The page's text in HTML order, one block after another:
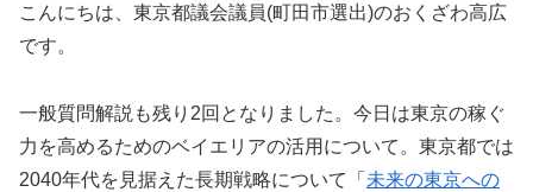
こんにちは、東京都議会議員(町田市選出)のおくざわ高広
です。
一般質問解説も残り2回となりました。今日は東京の稼ぐ
力を高めるためのベイエリアの活用について。東京都では
2040年代を見据えた長期戦略について「 未来の東京への